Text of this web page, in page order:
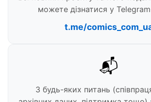
можете дізнатися у
t.me/
📬
З будь-яких питань